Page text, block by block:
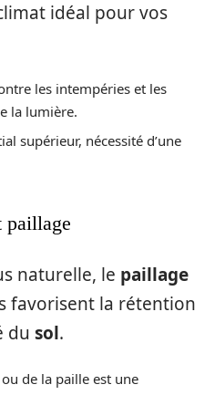
idéal pour vos
les intempéries et les
la lumière.
supérieur, nécessité d’une
paillage
naturelle, le paillage
favorisent la rétention
du sol.
de la paille est une